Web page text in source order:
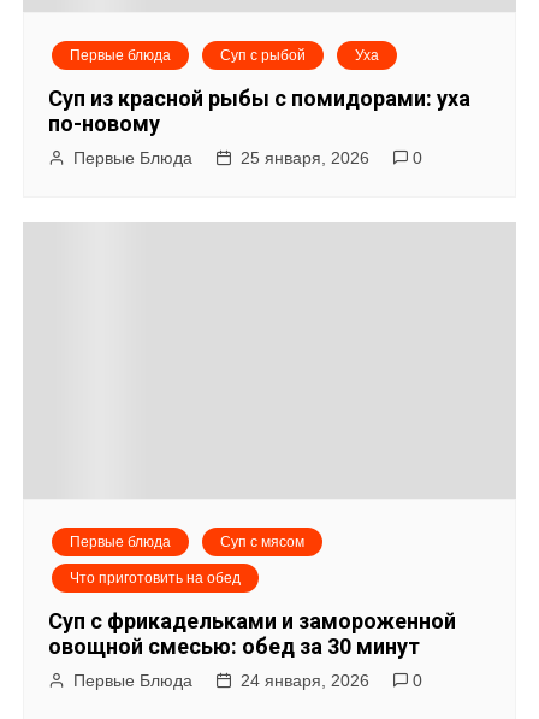
м
Первые блюда Суп с рыбой Уха
Суп из красной рыбы с помидорами: уха
по-новому
Первые Блюда 25 января, 2026 0
Первые блюда Суп с мясом
Что приготовить на обед
Суп с фрикадельками и замороженной
овощной смесью: обед за 30 минут
Первые Блюда 24 января, 2026 0